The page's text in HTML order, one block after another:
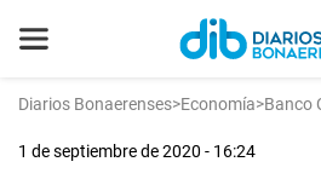
Diarios Bonaerenses>Economía>Banco
1 de septiembre de 2020 - 16:24